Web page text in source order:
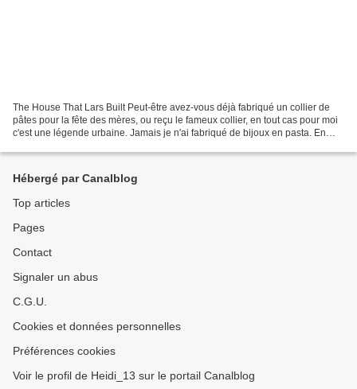
The House That Lars Built Peut-être avez-vous déjà fabriqué un collier de
pâtes pour la fête des mères, ou reçu le fameux collier, en tout cas pour moi
c'est une légende urbaine. Jamais je n'ai fabriqué de bijoux en pasta. En
Hébergé par Canalblog
Top articles
Pages
Contact
Signaler un abus
C.G.U.
Cookies et données personnelles
Préférences cookies
Voir le profil de Heidi_13 sur le portail Canalblog